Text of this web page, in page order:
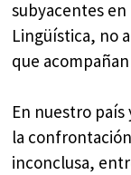
subyacentes en
Lingüística, no
que
En nuestro
la
inconclusa,